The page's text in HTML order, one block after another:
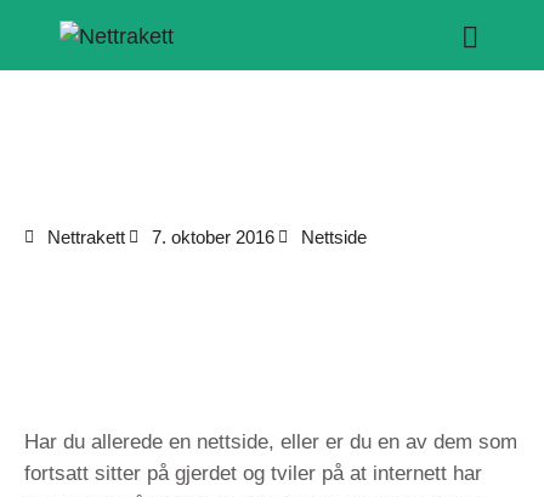
Nettrakett 7. oktober 2016 Nettside
Har du allerede en nettside, eller er du en av dem som
fortsatt sitter på gjerdet og tviler på at internett har